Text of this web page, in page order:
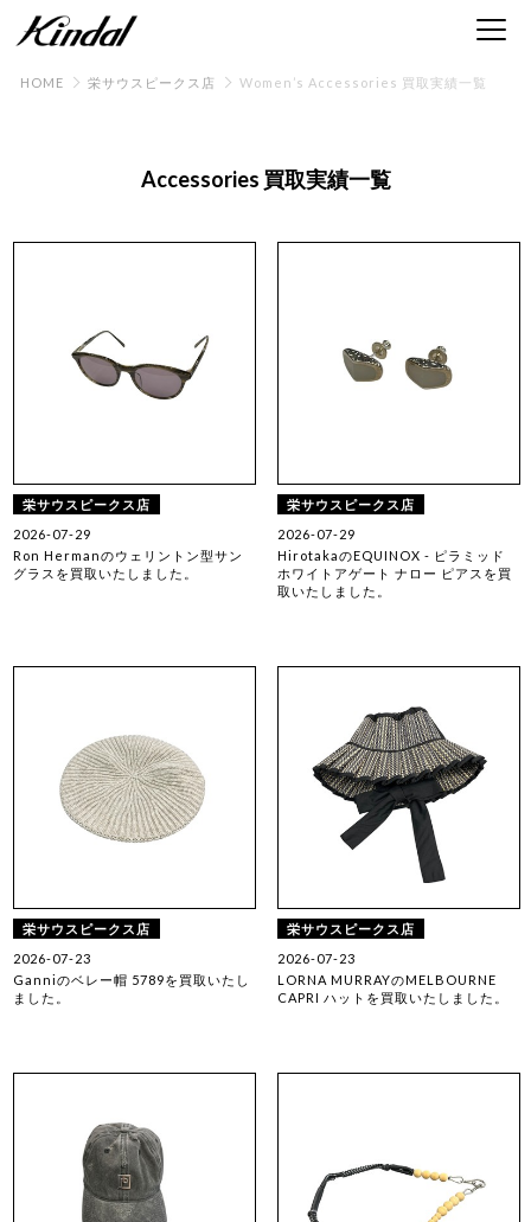
HOME 栄サウスピークス店 Women’s Accessories 買取実績一覧
Accessories 買取実績一覧
栄サウスピークス店
2026-07-29
Ron Hermanのウェリントン型サン
グラスを買取いたしました。
栄サウスピークス店
2026-07-29
HirotakaのEQUINOX - ピラミッド
ホワイトアゲート ナロー ピアスを買
取いたしました。
栄サウスピークス店
2026-07-23
Ganniのベレー帽 5789を買取いたし
ました。
栄サウスピークス店
2026-07-23
LORNA MURRAYのMELBOURNE
CAPRI ハットを買取いたしました。